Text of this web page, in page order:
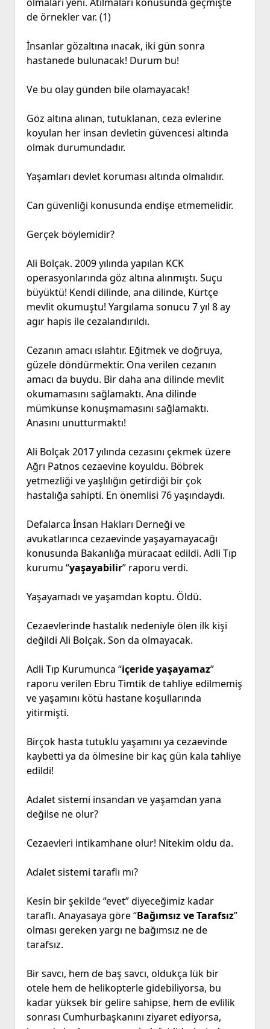
olmaları yeni. Atılmaları konusunda geçmişte
de örnekler var. (1)
İnsanlar gözaltına ınacak, iki gün sonra
hastanede bulunacak! Durum bu!
Ve bu olay günden bile olamayacak!
Göz altına alınan, tutuklanan, ceza evlerine
koyulan her insan devletin güvencesi altında
olmak durumundadır.
Yaşamları devlet koruması altında olmalıdır.
Can güvenliği konusunda endişe etmemelidir.
Gerçek böylemidir?
Ali Bolçak. 2009 yılında yapılan KCK
operasyonlarında göz altına alınmıştı. Suçu
büyüktü! Kendi dilinde, ana dilinde, Kürtçe
mevlit okumuştu! Yargılama sonucu 7 yıl 8 ay
agır hapis ile cezalandırıldı.
Cezanın amacı ıslahtır. Eğitmek ve doğruya,
güzele döndürmektir. Ona verilen cezanın
amacı da buydu. Bir daha ana dilinde mevlit
okumamasını sağlamaktı. Ana dilinde
mümkünse konuşmamasını sağlamaktı.
Anasını unutturmaktı!
Ali Bolçak 2017 yılında cezasını çekmek üzere
Ağrı Patnos cezaevine koyuldu. Böbrek
yetmezliği ve yaşlılığın getirdiği bir çok
hastalığa sahipti. En önemlisi 76 yaşındaydı.
Defalarca İnsan Hakları Derneği ve
avukatlarınca cezaevinde yaşayamayacağı
konusunda Bakanlığa müracaat edildi. Adli Tıp
kurumu “yaşayabilir” raporu verdi.
Yaşayamadı ve yaşamdan koptu. Öldü.
Cezaevlerinde hastalık nedeniyle ölen ilk kişi
değildi Ali Bolçak. Son da olmayacak.
Adli Tıp Kurumunca “içeride yaşayamaz”
raporu verilen Ebru Timtik de tahliye edilmemiş
ve yaşamını kötü hastane koşullarında
yitirmişti.
Birçok hasta tutuklu yaşamını ya cezaevinde
kaybetti ya da ölmesine bir kaç gün kala tahliye
edildi!
Adalet sistemi insandan ve yaşamdan yana
değilse ne olur?
Cezaevleri intikamhane olur! Nitekim oldu da.
Adalet sistemi taraflı mı?
Kesin bir şekilde “evet” diyeceğimiz kadar
taraflı. Anayasaya göre “Bağımsız ve Tarafsız”
olması gereken yargı ne bağımsız ne de
tarafsız.
Bir savcı, hem de baş savcı, oldukça lük bir
otele hem de helikopterle gidebiliyorsa, bu
kadar yüksek bir gelire sahipse, hem de evlilik
sonrası Cumhurbaşkanını ziyaret ediyorsa,